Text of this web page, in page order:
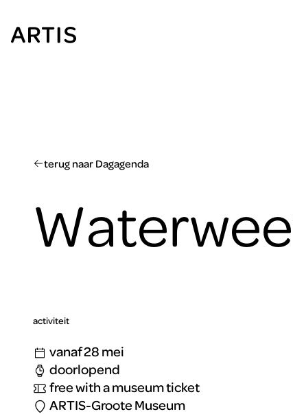
content
Ga
terug naar Dagagenda
activiteit
vanaf 28 mei
doorlopend
free with a museum ticket
ARTIS-Groote Museum